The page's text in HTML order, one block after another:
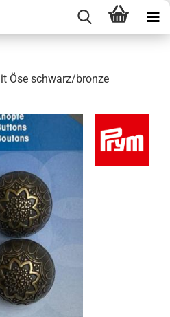
Öse schwarz/bronze